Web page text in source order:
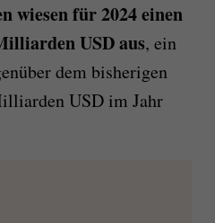
wiesen für 2024 einen
USD aus, ein
dem bisherigen
USD im Jahr